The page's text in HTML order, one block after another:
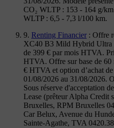
CO₂ WLTP : 153 - 164 g/
WLTP : 6,5 - 7,3 l/100 km.
9. Renting Financier : Offre
XC40 B3 Mild Hybrid
de 399 € par mois HTVA.
HTVA. Offre sur base de 60
€ HTVA et option d’achat
01/08/2026 au 31/08/2026.
Sous réserve d'acceptation
Lease (prêteur Alpha Credit
Bruxelles, RPM Bruxelles
Car Belux, Avenue du
Sainte-Agathe, TVA